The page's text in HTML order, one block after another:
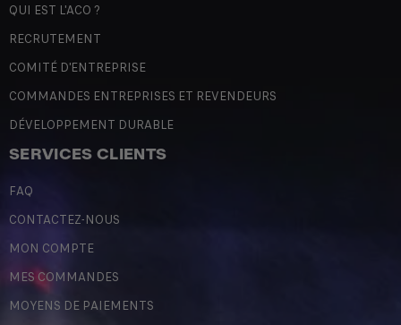
QUI EST L'ACO ?
RECRUTEMENT
COMITÉ D'ENTREPRISE
COMMANDES ENTREPRISES ET REVENDEURS
DÉVELOPPEMENT DURABLE
SERVICES CLIENTS
FAQ
CONTACTEZ-NOUS
MON COMPTE
MES COMMANDES
MOYENS DE PAIEMENTS